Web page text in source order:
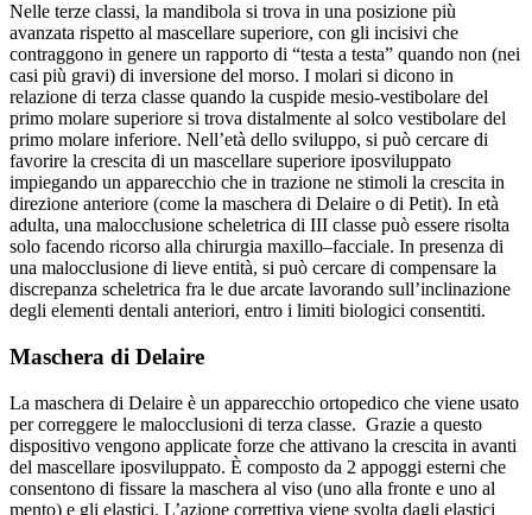
Nelle terze classi, la mandibola si trova in una posizione più
avanzata rispetto al mascellare superiore, con gli incisivi che
contraggono in genere un rapporto di “testa a testa” quando non (nei
casi più gravi) di inversione del morso. I molari si dicono in
relazione di terza classe quando la cuspide mesio-vestibolare del
primo molare superiore si trova distalmente al solco vestibolare del
primo molare inferiore. Nell’età dello sviluppo, si può cercare di
favorire la crescita di un mascellare superiore iposviluppato
impiegando un apparecchio che in trazione ne stimoli la crescita in
direzione anteriore (come la maschera di Delaire o di Petit). In età
adulta, una malocclusione scheletrica di III classe può essere risolta
solo facendo ricorso alla chirurgia maxillo–facciale. In presenza di
una malocclusione di lieve entità, si può cercare di compensare la
discrepanza scheletrica fra le due arcate lavorando sull’inclinazione
degli elementi dentali anteriori, entro i limiti biologici consentiti.
Maschera di Delaire
La maschera di Delaire è un apparecchio ortopedico che viene usato
per correggere le malocclusioni di terza classe. Grazie a questo
dispositivo vengono applicate forze che attivano la crescita in avanti
del mascellare iposviluppato. È composto da 2 appoggi esterni che
consentono di fissare la maschera al viso (uno alla fronte e uno al
mento) e gli elastici. L’azione correttiva viene svolta dagli elastici